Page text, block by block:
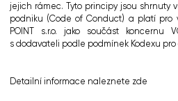
jejich rámec. Tyto principy jsou shrnuty
podniku (Code of Conduct) a platí pro
POINT s.r.o. jako součást koncernu
s dodavateli podle podmínek Kodexu
Detailní informace naleznete zde